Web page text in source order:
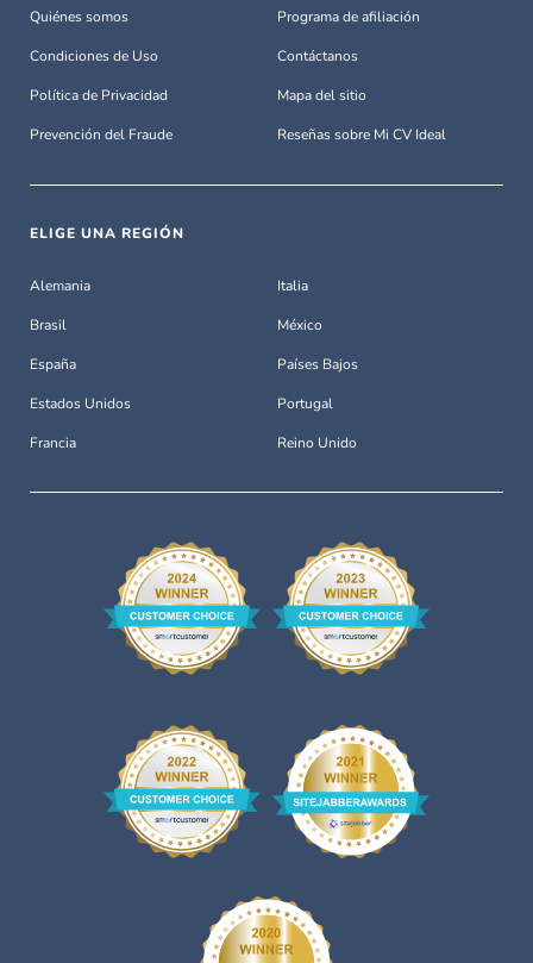
Quiénes somos
Condiciones de Uso
Política de Privacidad
Prevención del Fraude
Programa de afiliación
Contáctanos
Mapa del sitio
Reseñas sobre Mi CV Ideal
ELIGE UNA REGIÓN
Alemania
Brasil
España
Estados Unidos
Francia
Italia
México
Países Bajos
Portugal
Reino Unido